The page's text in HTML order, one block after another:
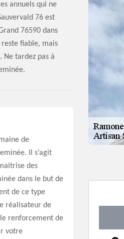
annuels qui ne
76 est
76590 dans
fiable, mais
tardez pas à
de
Il s’agit
des
dans le but de
de ce type
réalisateur de
renforcement de
votre